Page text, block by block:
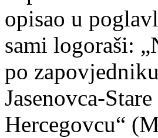
opisao u
sami logoraši:
po
Jasenovca-
Hercegovcu“